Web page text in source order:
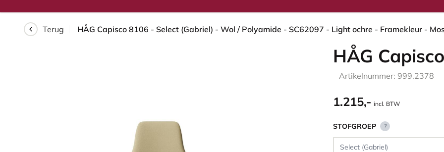
Terug
HÅG
Artikelnummer: 999.2378
1.215,- incl. BTW
STOFGROEP ?